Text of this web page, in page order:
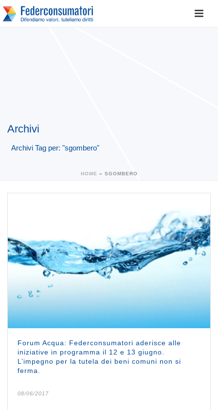
Archivi
Archivi Tag per: "sgombero"
HOME » SGOMBERO
Forum Acqua: Federconsumatori aderisce alle
iniziative in programma il 12 e 13 giugno.
L’impegno per la tutela dei beni comuni non si
ferma.
08/06/2017